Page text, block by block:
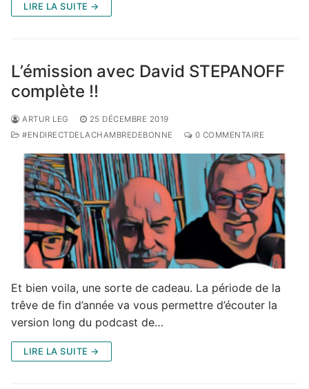
LIRE LA SUITE →
L’émission avec David STEPANOFF
complète !!
ARTUR LEG
25 DÉCEMBRE 2019
#ENDIRECTDELACHAMBREDEBONNE
0 COMMENTAIRE
Et bien voila, une sorte de cadeau. La période de la
trêve de fin d’année va vous permettre d’écouter la
version long du podcast de…
LIRE LA SUITE →